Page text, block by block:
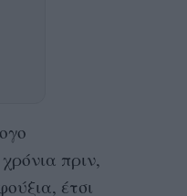
πριν,
έτσι